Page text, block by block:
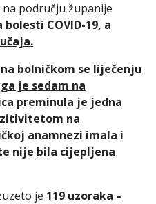
području županije
bolesti COVID-19, a
bolničkom se liječenju
je sedam na
preminula je jedna
na
anamnezi imala i
nije bila cijepljena
je 119 uzoraka –